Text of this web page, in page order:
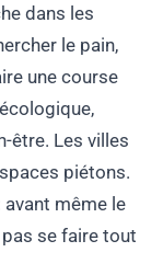
dans les
le pain,
une course
être. Les villes
piétons.
même le
se faire tout